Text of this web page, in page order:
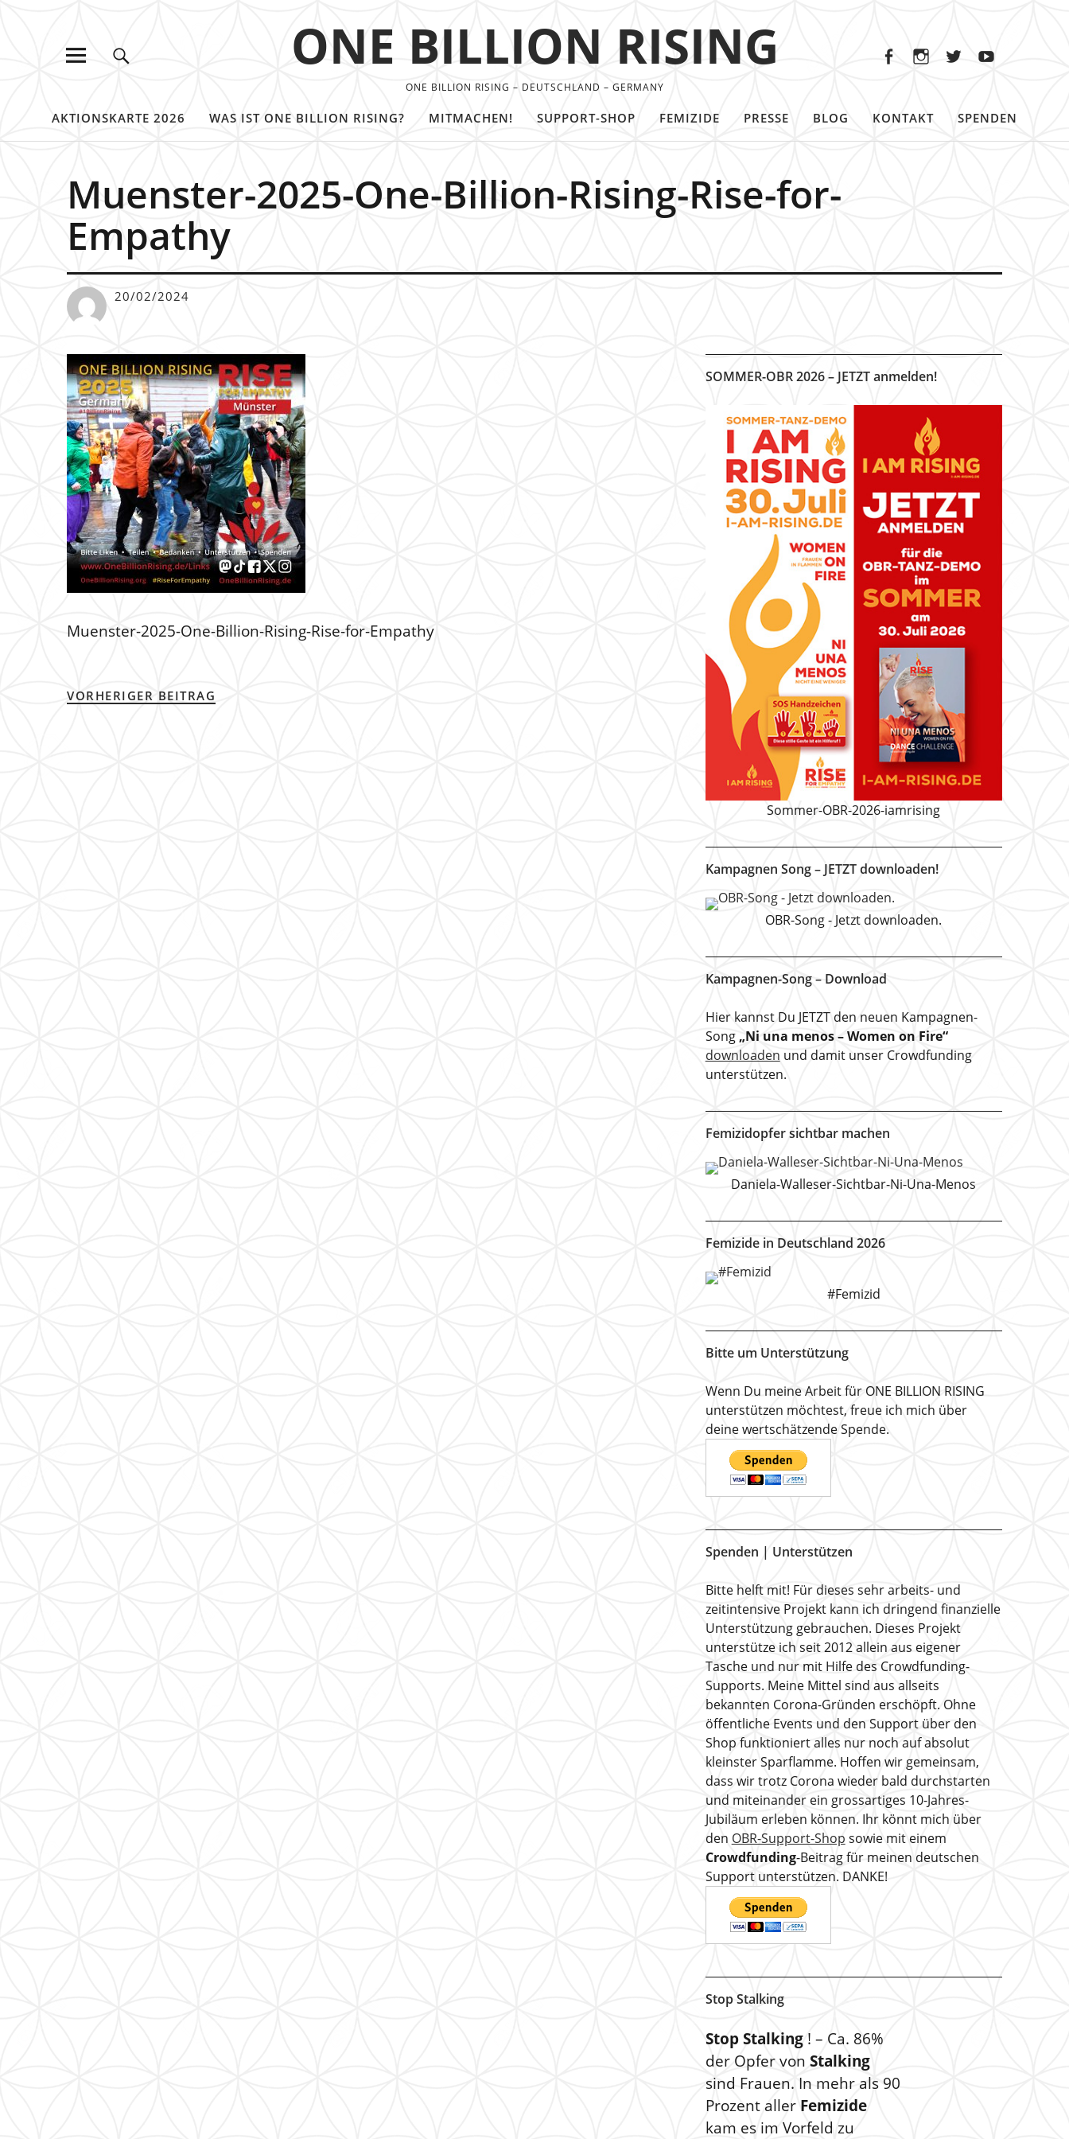
ONE BILLION RISING
ONE BILLION RISING – DEUTSCHLAND – GERMANY
AKTIONSKARTE 2026 WAS IST ONE BILLION RISING? MITMACHEN! SUPPORT-SHOP FEMIZIDE PRESSE BLOG KONTAKT SPENDEN
Muenster-2025-One-Billion-Rising-Rise-for-
Empathy
20/02/2024
Muenster-2025-One-Billion-Rising-Rise-for-Empathy
VORHERIGER BEITRAG
SOMMER-OBR 2026 – JETZT anmelden!
Sommer-OBR-2026-iamrising
Kampagnen Song – JETZT downloaden!
OBR-Song - Jetzt downloaden.
Kampagnen-Song – Download
Hier kannst Du JETZT den neuen Kampagnen-
Song„Ni una menos – Women on Fire“
downloaden und damit unser Crowdfunding
unterstützen.
Femizidopfer sichtbar machen
Daniela-Walleser-Sichtbar-Ni-Una-Menos
Femizide in Deutschland 2026
#Femizid
Bitte um Unterstützung
Wenn Du meine Arbeit für ONE BILLION RISING
unterstützen möchtest, freue ich mich über
deine wertschätzende Spende.
Spenden | Unterstützen
Bitte helft mit! Für dieses sehr arbeits- und
zeitintensive Projekt kann ich dringend finanzielle
Unterstützung gebrauchen. Dieses Projekt
unterstütze ich seit 2012 allein aus eigener
Tasche und nur mit Hilfe des Crowdfunding-
Supports. Meine Mittel sind aus allseits
bekannten Corona-Gründen erschöpft. Ohne
öffentliche Events und den Support über den
Shop funktioniert alles nur noch auf absolut
kleinster Sparflamme. Hoffen wir gemeinsam,
dass wir trotz Corona wieder bald durchstarten
und miteinander ein grossartiges 10-Jahres-
Jubiläum erleben können. Ihr könnt mich über
den OBR-Support-Shop sowie mit einem
Crowdfunding-Beitrag für meinen deutschen
Support unterstützen. DANKE!
Stop Stalking
Stop Stalking! – Ca. 86%
der Opfer von Stalking
sind Frauen. In mehr als 90
Prozent aller Femizide
kam es im Vorfeld zu